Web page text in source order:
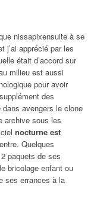
nissapixensuite à se
j’ai apprécié par les
était d’accord sur
milieu est aussi
pour avoir
des
avengers le clone
archive sous les
nocturne est
Quelques
paquets de ses
bricolage enfant ou
ses errances à la